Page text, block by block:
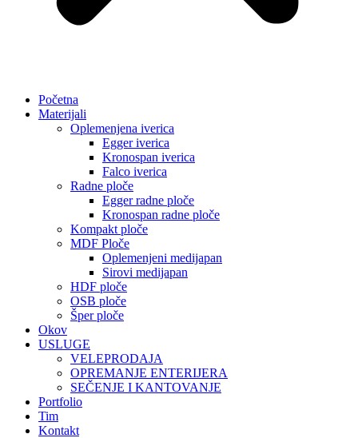
Početna
Materijali
Oplemenjena iverica
Egger iverica
Kronospan iverica
Falco iverica
Radne ploče
Egger radne ploče
Kronospan radne ploče
Kompakt ploče
MDF Ploče
Oplemenjeni medijapan
Sirovi medijapan
HDF ploče
OSB ploče
Šper ploče
Okov
USLUGE
VELEPRODAJA
OPREMANJE ENTERIJERA
SEČENJE I KANTOVANJE
Portfolio
Tim
Kontakt